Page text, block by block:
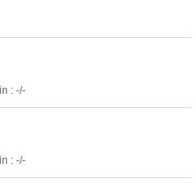
: -/-
: -/-